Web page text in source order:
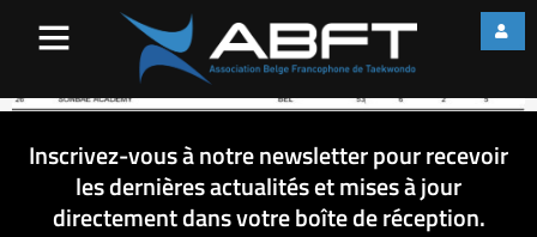
Inscrivez-vous à notre newsletter pour recevoir
les dernières actualités et mises à jour
directement dans votre boîte de réception.